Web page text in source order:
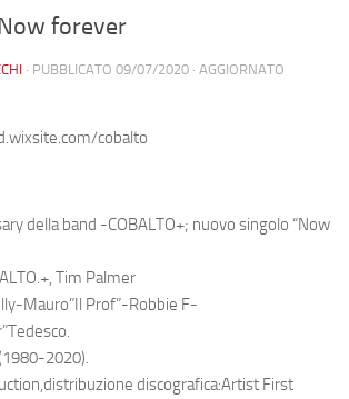
forever
· PUBBLICATO 09/07/2020 · AGGIORNATO
cobalto
della band -COBALTO+; nuovo singolo “Now
.+, Tim Palmer
Mauro”Il Prof”-Robbie F-
Tedesco.
2020).
distribuzione discografica:Artist First